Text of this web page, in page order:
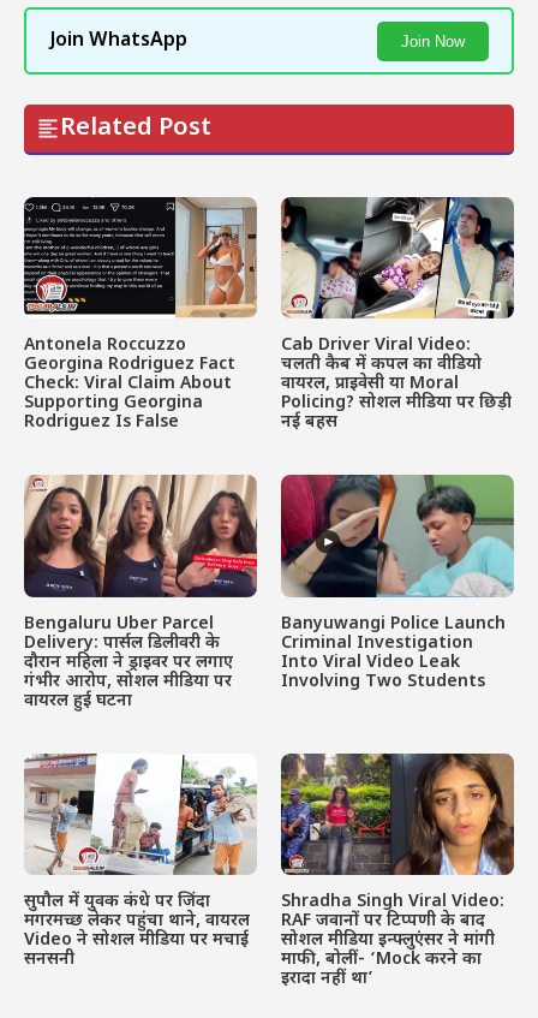
Join WhatsApp Join Now
Related Post
Antonela Roccuzzo
Georgina Rodriguez Fact
Check: Viral Claim About
Supporting Georgina
Rodriguez Is False
Cab Driver Viral Video:
चलती कैब में कपल का वीडियो
वायरल, प्राइवेसी या Moral
Policing? सोशल मीडिया पर छिड़ी
नई बहस
Bengaluru Uber Parcel
Delivery: पार्सल डिलीवरी के
दौरान महिला ने ड्राइवर पर लगाए
गंभीर आरोप, सोशल मीडिया पर
वायरल हुई घटना
Banyuwangi Police Launch
Criminal Investigation
Into Viral Video Leak
Involving Two Students
सुपौल में युवक कंधे पर जिंदा
मगरमच्छ लेकर पहुंचा थाने, वायरल
Video ने सोशल मीडिया पर मचाई
सनसनी
Shradha Singh Viral Video:
RAF जवानों पर टिप्पणी के बाद
सोशल मीडिया इन्फ्लुएंसर ने मांगी
माफी, बोलीं- ‘Mock करने का
इरादा नहीं था’